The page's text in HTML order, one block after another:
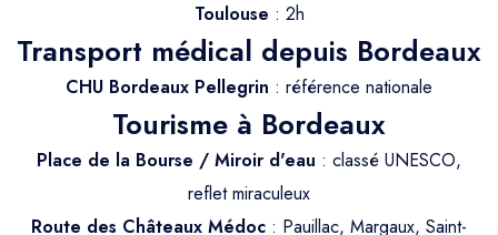
Toulouse : 2h
Transport médical depuis Bordeaux
CHU Bordeaux Pellegrin : référence nationale
Tourisme à Bordeaux
Place de la Bourse / Miroir d'eau : classé UNESCO,
reflet miraculeux
Route des Châteaux Médoc : Pauillac, Margaux, Saint-